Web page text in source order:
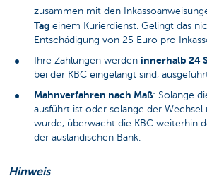
zusammen mit den
Tag einem Kurierdienst. Gelingt das
Entschädigung von 25 Euro pro
Ihre Zahlungen werden innerhalb 24
bei der KBC eingelangt sind,
Mahnverfahren nach Maß: Solange
ausführt ist oder solange der
wurde, überwacht die KBC weiterhin
der ausländischen Bank.
Hinweis